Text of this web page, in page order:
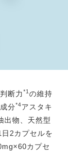
断力 *1 の維持
分*4アスタキ
出物、天然型
2カプセルを
カプセ